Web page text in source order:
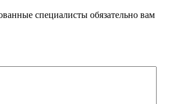
специалисты обязательно вам